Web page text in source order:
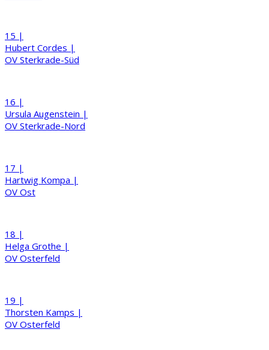
15 |
Hubert Cordes |
OV Sterkrade-Süd
16 |
Ursula Augenstein |
OV Sterkrade-Nord
17 |
Hartwig Kompa |
OV Ost
18 |
Helga Grothe |
OV Osterfeld
19 |
Thorsten Kamps |
OV Osterfeld